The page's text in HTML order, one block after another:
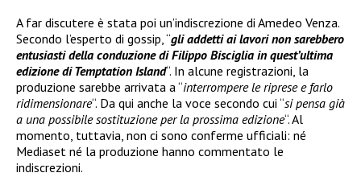
A far discutere è stata poi un’indiscrezione di Amedeo Venza.
Secondo l’esperto di gossip, “gli addetti ai lavori non sarebbero
entusiasti della conduzione di Filippo Bisciglia in quest’ultima
edizione di Temptation Island“. In alcune registrazioni, la
produzione sarebbe arrivata a “interrompere le riprese e farlo
ridimensionare“. Da qui anche la voce secondo cui “si pensa già
a una possibile sostituzione per la prossima edizione“. Al
momento, tuttavia, non ci sono conferme ufficiali: né
Mediaset né la produzione hanno commentato le
indiscrezioni.